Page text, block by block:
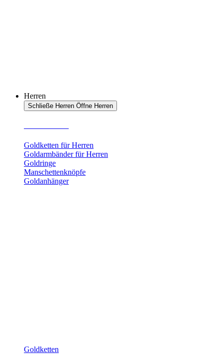
Herren
Schließe Herren Öffne Herren
Goldketten für Herren
Goldarmbänder für Herren
Goldringe
Manschettenknöpfe
Goldanhänger
Goldketten